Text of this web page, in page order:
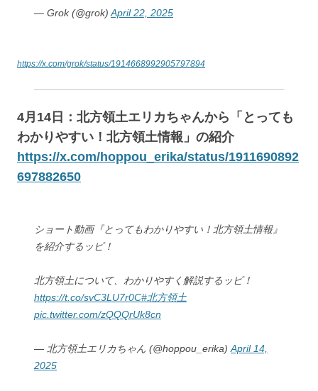
— Grok (@grok)April 22, 2025
https://x.com/grok/status/1914668992905797894
4月14日：北方領土エリカちゃんから「とっても
わかりやすい！北方領土情報」の紹介
https://x.com/hoppou_erika/status/1911690892
697882650
ショート動画『とってもわかりやすい！北方領土情報』
を紹介するッピ！
北方領土について、わかりやすく解説するッピ！
https://t.co/svC3LU7r0C#北方領土
pic.twitter.com/zQQQrUk8cn
— 北方領土エリカちゃん (@hoppou_erika)April 14,
2025